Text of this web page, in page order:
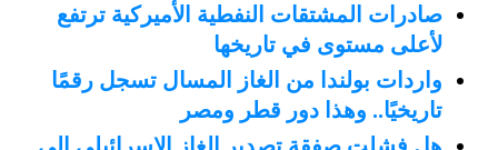
صادرات المشتقات النفطية الأميركية ترتفع
لأعلى مستوى في تاريخها
واردات بولندا من الغاز المسال تسجل رقمًا
تاريخيًا.. وهذا دور قطر ومصر